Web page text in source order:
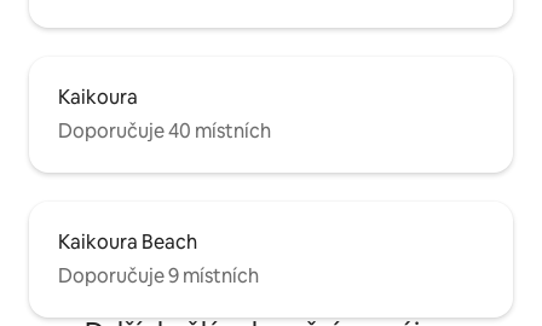
Kaikoura
Doporučuje 40 místních
Kaikoura Beach
Doporučuje 9 místních